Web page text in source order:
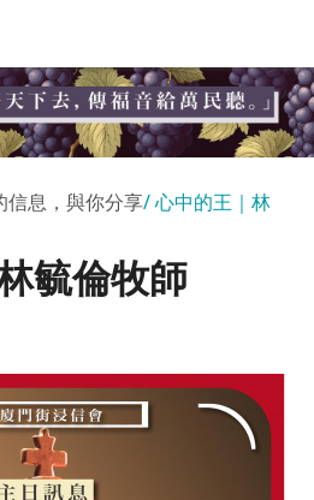
信息，與你分享 心中的王｜林
毓倫牧師